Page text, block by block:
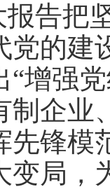
报告把
党的建
“增强
制企业
先锋模
变局，